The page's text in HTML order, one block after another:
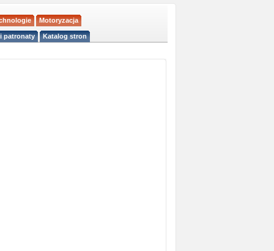
Motoryzacja
patronaty Katalog stron